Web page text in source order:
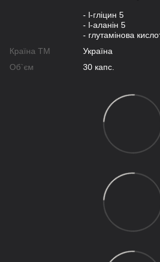
- l-гліцин 5
- l-аланін 5
- глутамінова
Країна ТМ
Україна
Об`єм
30 капс.